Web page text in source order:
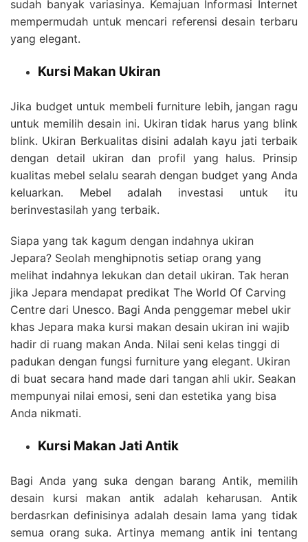
sudah banyak variasinya. Kemajuan Informasi Internet
mempermudah untuk mencari referensi desain terbaru
yang elegant.
Kursi Makan Ukiran
Jika budget untuk membeli furniture lebih, jangan ragu
untuk memilih desain ini. Ukiran tidak harus yang blink
blink. Ukiran Berkualitas disini adalah kayu jati terbaik
dengan detail ukiran dan profil yang halus. Prinsip
kualitas mebel selalu searah dengan budget yang Anda
keluarkan. Mebel adalah investasi untuk itu
berinvestasilah yang terbaik.
Siapa yang tak kagum dengan indahnya ukiran
Jepara? Seolah menghipnotis setiap orang yang
melihat indahnya lekukan dan detail ukiran. Tak heran
jika Jepara mendapat predikat The World Of Carving
Centre dari Unesco. Bagi Anda penggemar mebel ukir
khas Jepara maka kursi makan desain ukiran ini wajib
hadir di ruang makan Anda. Nilai seni kelas tinggi di
padukan dengan fungsi furniture yang elegant. Ukiran
di buat secara hand made dari tangan ahli ukir. Seakan
mempunyai nilai emosi, seni dan estetika yang bisa
Anda nikmati.
Kursi Makan Jati Antik
Bagi Anda yang suka dengan barang Antik, memilih
desain kursi makan antik adalah keharusan. Antik
berdasrkan definisinya adalah desain lama yang tidak
semua orang suka. Artinya memang antik ini tentang